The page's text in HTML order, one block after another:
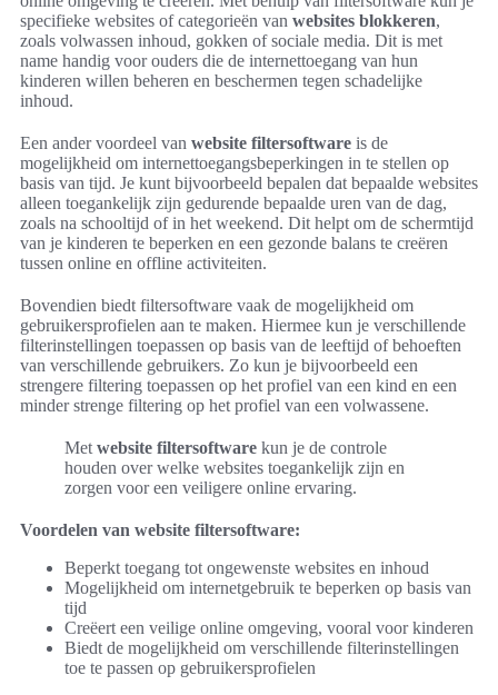
specifieke websites of categorieën van websites blokkeren,
zoals volwassen inhoud, gokken of sociale media. Dit is met
name handig voor ouders die de internettoegang van hun
kinderen willen beheren en beschermen tegen schadelijke
inhoud.
Een ander voordeel van website filtersoftware is de
mogelijkheid om internettoegangsbeperkingen in te stellen op
basis van tijd. Je kunt bijvoorbeeld bepalen dat bepaalde websites
alleen toegankelijk zijn gedurende bepaalde uren van de dag,
zoals na schooltijd of in het weekend. Dit helpt om de schermtijd
van je kinderen te beperken en een gezonde balans te creëren
tussen online en offline activiteiten.
Bovendien biedt filtersoftware vaak de mogelijkheid om
gebruikersprofielen aan te maken. Hiermee kun je verschillende
filterinstellingen toepassen op basis van de leeftijd of behoeften
van verschillende gebruikers. Zo kun je bijvoorbeeld een
strengere filtering toepassen op het profiel van een kind en een
minder strenge filtering op het profiel van een volwassene.
Met website filtersoftware kun je de controle
houden over welke websites toegankelijk zijn en
zorgen voor een veiligere online ervaring.
Voordelen van website filtersoftware:
Beperkt toegang tot ongewenste websites en inhoud
Mogelijkheid om internetgebruik te beperken op basis van
tijd
Creëert een veilige online omgeving, vooral voor kinderen
Biedt de mogelijkheid om verschillende filterinstellingen
toe te passen op gebruikersprofielen